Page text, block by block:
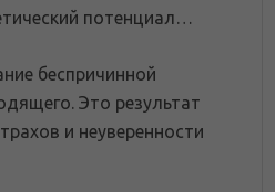
потенциал…
беспричинной
Это результат
и неуверенности